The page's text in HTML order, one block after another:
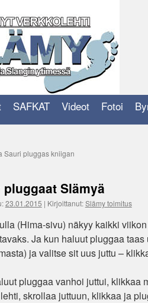
SAFKAT Videot Fotoi
Sauri pluggas kniigan
pluggaat Slämyä
23.01.2015 | Kirjoittanut:Slämy toimitus
(Hima-sivu) näkyy kaikki
Ja kun haluut pluggaa
ja valitse sit uus juttu –
pluggaa vanhoi juttui, klikkaa
skrollaa juttuun, klikkaa ja